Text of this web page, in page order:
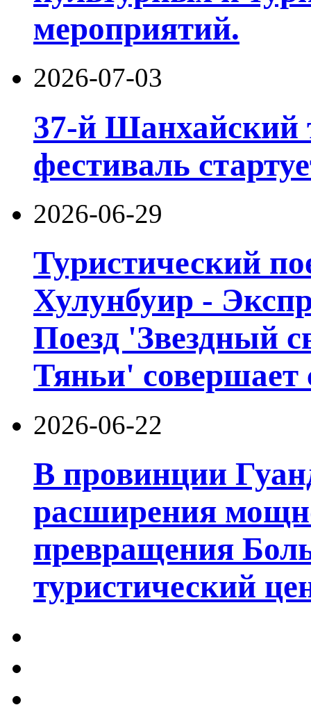
мероприятий.
2026-07-03
37-й Шанхайский
фестиваль
2026-06-29
Туристический
Хулунбуир -
Поезд 'Звездный
Тяньи' совершает
2026-06-22
В провинции
расширения
превращения
туристический